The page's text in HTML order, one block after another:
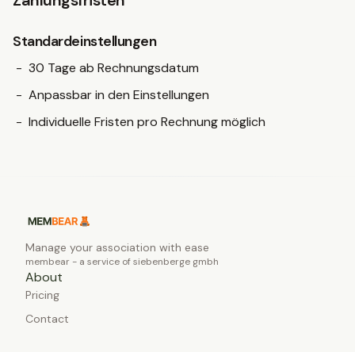
Standardeinstellungen
30 Tage ab Rechnungsdatum
Anpassbar in den Einstellungen
Individuelle Fristen pro Rechnung möglich
Manage your association with ease
membear - a service of siebenberge gmbh
About
Pricing
Contact